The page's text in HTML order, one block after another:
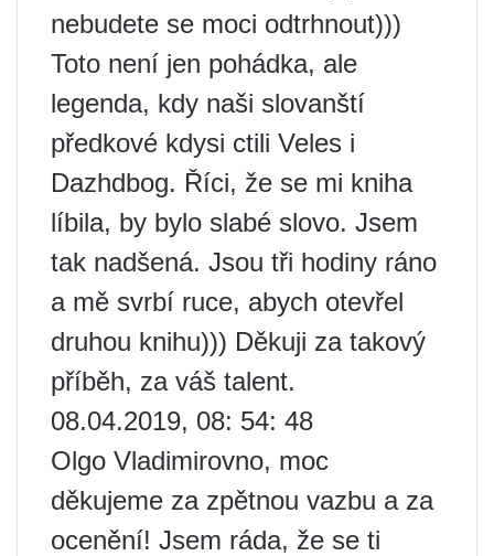
nebudete se moci odtrhnout)))
Toto není jen pohádka, ale
legenda, kdy naši slovanští
předkové kdysi ctili Veles i
Dazhdbog. Říci, že se mi kniha
líbila, by bylo slabé slovo. Jsem
tak nadšená. Jsou tři hodiny ráno
a mě svrbí ruce, abych otevřel
druhou knihu))) Děkuji za takový
příběh, za váš talent.
08.04.2019, 08: 54: 48
Olgo Vladimirovno, moc
děkujeme za zpětnou vazbu a za
ocenění! Jsem ráda, že se ti